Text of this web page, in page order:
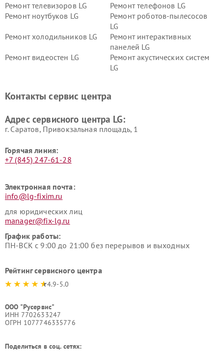
Ремонт телевизоров LG
Ремонт телефонов LG
Ремонт ноутбуков LG
Ремонт роботов-пылесосов
LG
Ремонт холодильников LG
Ремонт интерактивных
панелей LG
Ремонт видеостен LG
Ремонт акустических систем
LG
Ремонт морозильных камер
Ремонт вертикальных
Контакты сервис центра
Адрес сервисного центра LG:
г. Саратов, Привокзальная площадь, 1
Горячая линия:
+7 (845) 247-61-28
Электронная почта:
info@lg-fixim.ru
для юридических лиц
manager@fix-lg.ru
График работы:
ПН-ВСК с 9:00 до 21:00 без перерывов и выходных
Рейтинг сервисного центра
4.9-5.0
ООО "Русервис"
ИНН 7702633247
ОГРН 1077746335776
Поделиться в соц. сетях: